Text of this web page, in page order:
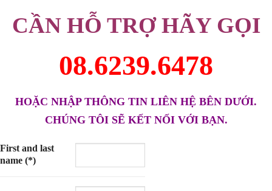
CẦN HỖ TRỢ HÃY GỌI
08.6239.6478
HOẶC NHẬP THÔNG TIN LIÊN HỆ BÊN DƯỚI.
CHÚNG TÔI SẼ KẾT NỐI VỚI BẠN.
First and last
name (*)